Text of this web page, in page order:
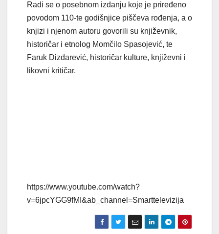
Radi se o posebnom izdanju koje je priređeno
povodom 110-te godišnjice piščeva rođenja, a o
knjizi i njenom autoru govorili su književnik,
historičar i etnolog Momčilo Spasojević, te
Faruk Dizdarević, historičar kulture, književni i
likovni kritičar.
https://www.youtube.com/watch?
v=6jpcYGG9fMI&ab_channel=Smarttelevizija